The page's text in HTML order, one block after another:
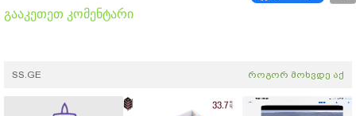
გააკეთეთ კომენტარი
SS.GE როგორ მოხვდე აქ